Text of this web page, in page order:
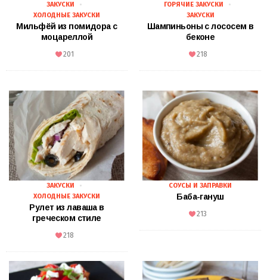
ЗАКУСКИ
ХОЛОДНЫЕ ЗАКУСКИ
Мильфёй из помидора с
моцареллой
201
ГОРЯЧИЕ ЗАКУСКИ
ЗАКУСКИ
Шампиньоны с лососем в
беконе
218
ЗАКУСКИ
ХОЛОДНЫЕ ЗАКУСКИ
Рулет из лаваша в
греческом стиле
218
СОУСЫ И ЗАПРАВКИ
Баба-гануш
213